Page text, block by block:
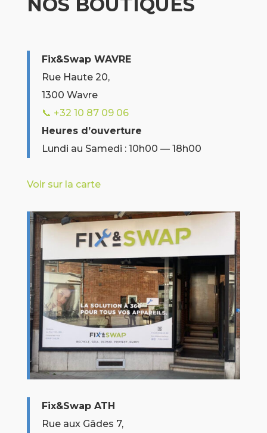
Fix&Swap WAVRE
Rue Haute 20,
1300 Wavre
📞 +32 10 87 09 06
Heures d’ouverture
Lundi au Samedi : 10h00 — 18h00
Voir sur la carte
Fix&Swap ATH
Rue aux Gâdes 7,